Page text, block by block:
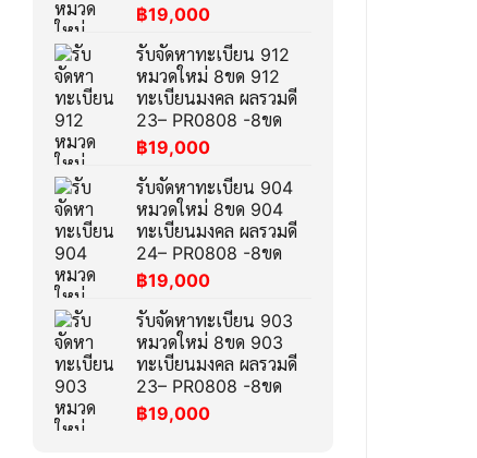
฿19,000
รับจัดหาทะเบียน 912
หมวดใหม่ 8ขด 912
ทะเบียนมงคล ผลรวมดี
23– PR0808 -8ขด
฿19,000
รับจัดหาทะเบียน 904
หมวดใหม่ 8ขด 904
ทะเบียนมงคล ผลรวมดี
24– PR0808 -8ขด
฿19,000
รับจัดหาทะเบียน 903
หมวดใหม่ 8ขด 903
ทะเบียนมงคล ผลรวมดี
23– PR0808 -8ขด
฿19,000